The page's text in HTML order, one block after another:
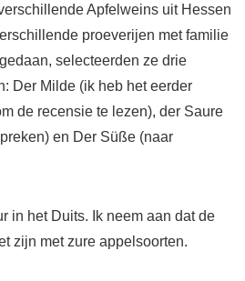
Apfelweins uit Hessen
proeverijen met familie
selecteerden ze drie
Der Milde (ik heb het eerder
de recensie te lezen), der Saure
en Der Süße (naar
in het Duits. Ik neem aan dat de
zijn met zure appelsoorten.